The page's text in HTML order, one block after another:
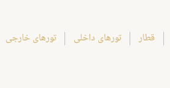
قطار تورهای داخلی تورهای خارجی